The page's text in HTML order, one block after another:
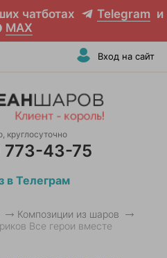
чатботах Telegram и
MAX
Вход на сайт
круглосуточно
773-43-75
в Телеграм
Композиции из шаров
Все герои вместе